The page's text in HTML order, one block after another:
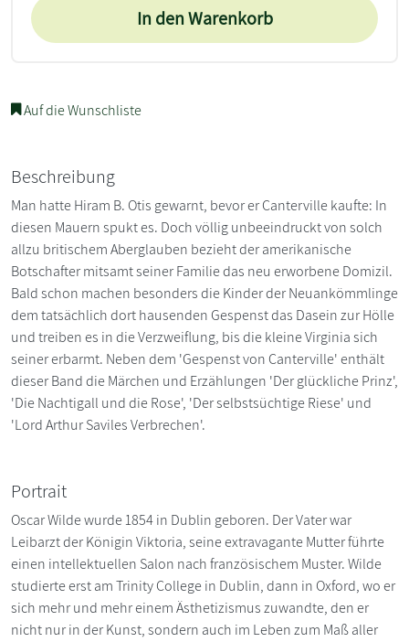
In den Warenkorb
Auf die Wunschliste
Beschreibung
Man hatte Hiram B. Otis gewarnt, bevor er Canterville kaufte: In
diesen Mauern spukt es. Doch völlig unbeeindruckt von solch
allzu britischem Aberglauben bezieht der amerikanische
Botschafter mitsamt seiner Familie das neu erworbene Domizil.
Bald schon machen besonders die Kinder der Neuankömmlinge
dem tatsächlich dort hausenden Gespenst das Dasein zur Hölle
und treiben es in die Verzweiflung, bis die kleine Virginia sich
seiner erbarmt. Neben dem 'Gespenst von Canterville' enthält
dieser Band die Märchen und Erzählungen 'Der glückliche Prinz',
'Die Nachtigall und die Rose', 'Der selbstsüchtige Riese' und
'Lord Arthur Saviles Verbrechen'.
Portrait
Oscar Wilde wurde 1854 in Dublin geboren. Der Vater war
Leibarzt der Königin Viktoria, seine extravagante Mutter führte
einen intellektuellen Salon nach französischem Muster. Wilde
studierte erst am Trinity College in Dublin, dann in Oxford, wo er
sich mehr und mehr einem Ästhetizismus zuwandte, den er
nicht nur in der Kunst, sondern auch im Leben zum Maß aller